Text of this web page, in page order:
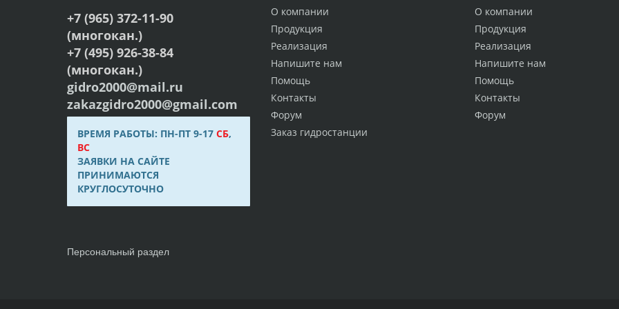
О компании
Продукция
Реализация
Напишите нам
Помощь
Контакты
Форум
О компании
Продукция
Реализация
Напишите нам
Помощь
Контакты
Форум
Заказ гидростанции
+7 (965) 372-11-90
(многокан.)
+7 (495) 926-38-84
(многокан.)
gidro2000@mail.ru
zakazgidro2000@gmail.com
ВРЕМЯ РАБОТЫ: ПН-ПТ 9-17СБ,
ВС
ЗАЯВКИ НА САЙТЕ
ПРИНИМАЮТСЯ
КРУГЛОСУТОЧНО
Персональный раздел